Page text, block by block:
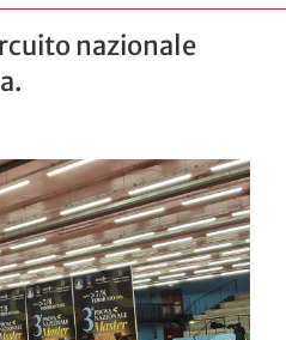
nazionale